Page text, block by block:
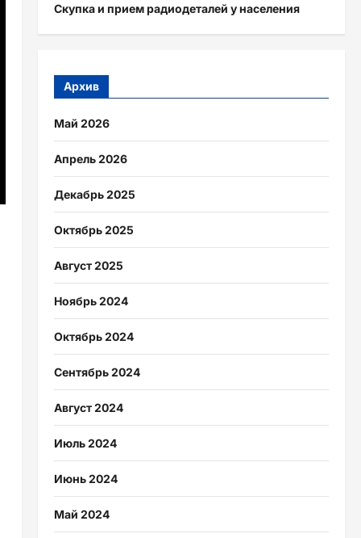
Скупка и прием радиодеталей у населения
Архив
Май 2026
Апрель 2026
Декабрь 2025
Октябрь 2025
Август 2025
Ноябрь 2024
Октябрь 2024
Сентябрь 2024
Август 2024
Июль 2024
Июнь 2024
Май 2024